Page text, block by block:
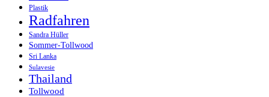
Plastik
Radfahren
Sandra Hüller
Sommer-Tollwood
Sri Lanka
Sulavesie
Thailand
Tollwood